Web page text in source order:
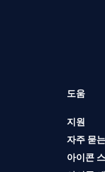
도움
지원
자주 묻
아이콘